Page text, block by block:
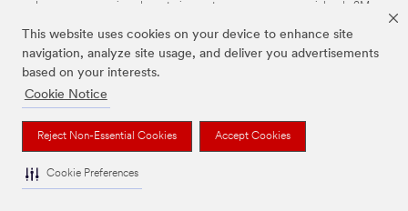
This website uses cookies on your device to enhance site
navigation, analyze site usage, and deliver you advertisements
based on your interests.
Cookie Notice
Reject Non-Essential Cookies Accept Cookies
Cookie Preferences
Las marcas mencionadas anteriormente son marcas comerciales de 3M.